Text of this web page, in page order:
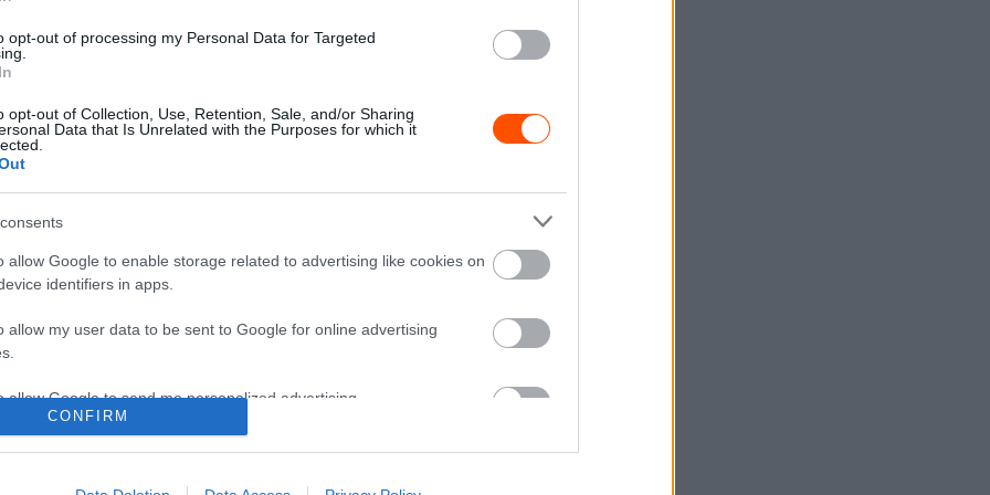
opt-out of processing my Personal Data for Targeted
opt-out of Collection, Use, Retention, Sale, and/or Sharing
Data that Is Unrelated with the Purposes for which it
allow Google to enable storage related to advertising like cookies on
identifiers in apps.
allow my user data to be sent to Google for online advertising
allow Google to send me personalized advertising.
allow Google to enable storage related to analytics like cookies on
CONFIRM
0
mexikói futam után
F1
Az alig látható csatatér, ahol az
F1-es csapatok „az életükért
Sebők Máté